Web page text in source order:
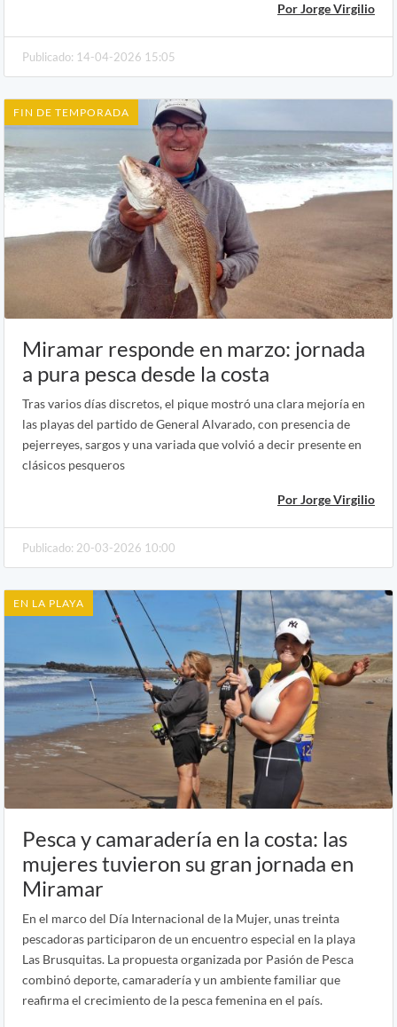
Por Jorge Virgilio
Publicado: 14-04-2026 15:05
FIN DE TEMPORADA
Miramar responde en marzo: jornada
a pura pesca desde la costa
Tras varios días discretos, el pique mostró una clara mejoría en
las playas del partido de General Alvarado, con presencia de
pejerreyes, sargos y una variada que volvió a decir presente en
clásicos pesqueros
Por Jorge Virgilio
Publicado: 20-03-2026 10:00
EN LA PLAYA
Pesca y camaradería en la costa: las
mujeres tuvieron su gran jornada en
Miramar
En el marco del Día Internacional de la Mujer, unas treinta
pescadoras participaron de un encuentro especial en la playa
Las Brusquitas. La propuesta organizada por Pasión de Pesca
combinó deporte, camaradería y un ambiente familiar que
reafirma el crecimiento de la pesca femenina en el país.